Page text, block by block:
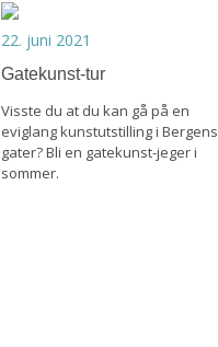
22. juni 2021
Gatekunst-tur
Visste du at du kan gå på en
eviglang kunstutstilling i Bergens
gater? Bli en gatekunst-jeger i
sommer.